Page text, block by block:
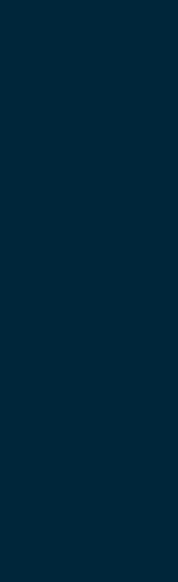
dei dati,
a una
per azioni,
con
personali,
scritta
policy”
Officer):
trattamento
personali